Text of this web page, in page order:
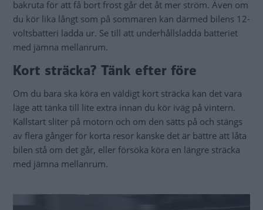
bakruta för att få bort frost går det åt mer ström. Även om
du kör lika långt som på sommaren kan därmed bilens 12-
voltsbatteri ladda ur. Se till att underhållsladda batteriet
med jämna mellanrum.
Kort sträcka? Tänk efter före
Om du bara ska köra en väldigt kort sträcka kan det vara
läge att tänka till lite extra innan du kör iväg på vintern.
Kallstart sliter på motorn och om den sätts på och stängs
av flera gånger för korta resor kanske det är bättre att låta
bilen stå om det går, eller försöka köra en längre sträcka
med jämna mellanrum.